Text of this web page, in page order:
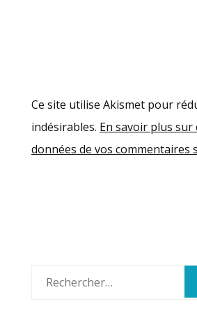
Ce site utilise Akismet pour
indésirables. En savoir plus sur
données de vos commentaires